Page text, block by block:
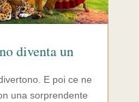
diventa un
E poi ce ne
una sorprendente